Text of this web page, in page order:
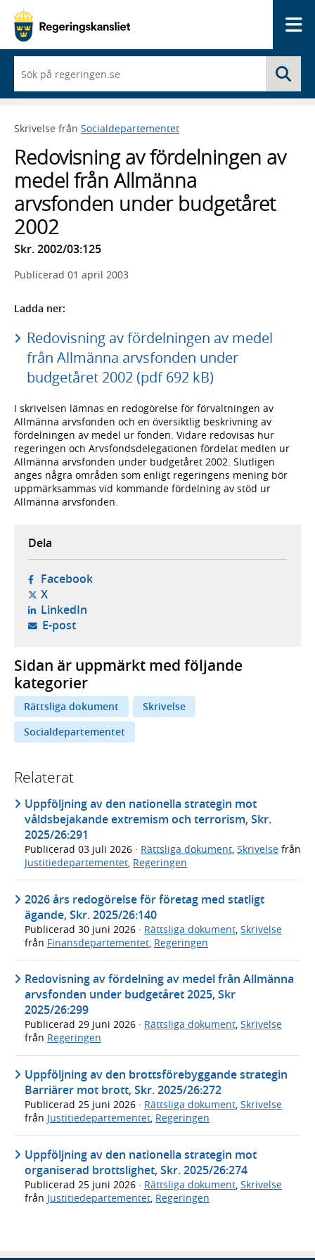
du
börjar
skriva
framträder
lista
med
sökförslag
Skrivelse från Socialdepartementet
Redovisning av fördelningen av
medel från Allmänna
arvsfonden under budgetåret
2002
Skr. 2002/03:125
Publicerad 01 april 2003
Ladda ner:
Redovisning av fördelningen av medel
från Allmänna arvsfonden under
budgetåret 2002 (pdf 692 kB)
I skrivelsen lämnas en redogörelse för förvaltningen av
Allmänna arvsfonden och en översiktlig beskrivning av
fördelningen av medel ur fonden. Vidare redovisas hur
regeringen och Arvsfondsdelegationen fördelat medlen ur
Allmänna arvsfonden under budgetåret 2002. Slutligen
anges några områden som enligt regeringens mening bör
uppmärksammas vid kommande fördelning av stöd ur
Allmänna arvsfonden.
Dela
Facebook- öppnas i ny flik, extern webbplats,
X- öppnas i ny flik, extern webbplats,
LinkedIn- öppnas i ny flik, extern webbplats,
E-post- öppnar din e-postklient,
Sidan är uppmärkt med följande
kategorier
Rättsliga dokument
Skrivelse
Socialdepartementet
Relaterat
Uppföljning av den nationella strategin mot
våldsbejakande extremism och terrorism, Skr.
2025/26:291
Publicerad 03 juli 2026 · Rättsliga dokument, Skrivelse från
Justitiedepartementet, Regeringen
2026 års redogörelse för företag med statligt
ägande, Skr. 2025/26:140
Publicerad 30 juni 2026 · Rättsliga dokument Skrivelse
från Finansdepartementet Regeringen
Redovisning av fördelning av medel från Allmänna
arvsfonden under budgetåret 2025, Skr
2025/26:299
Publicerad 29 juni 2026 · Rättsliga dokument, Skrivelse
från Regeringen
Uppföljning av den brottsförebyggande strategin
Barriärer mot brott, Skr. 2025/26:272
Publicerad 25 juni 2026 · Rättsliga dokument, Skrivelse
från Justitiedepartementet, Regeringen
Uppföljning av den nationella strategin mot
organiserad brottslighet, Skr. 2025/26:274
Publicerad 25 juni 2026 · Rättsliga dokument Skrivelse
från Justitiedepartementet Regeringen